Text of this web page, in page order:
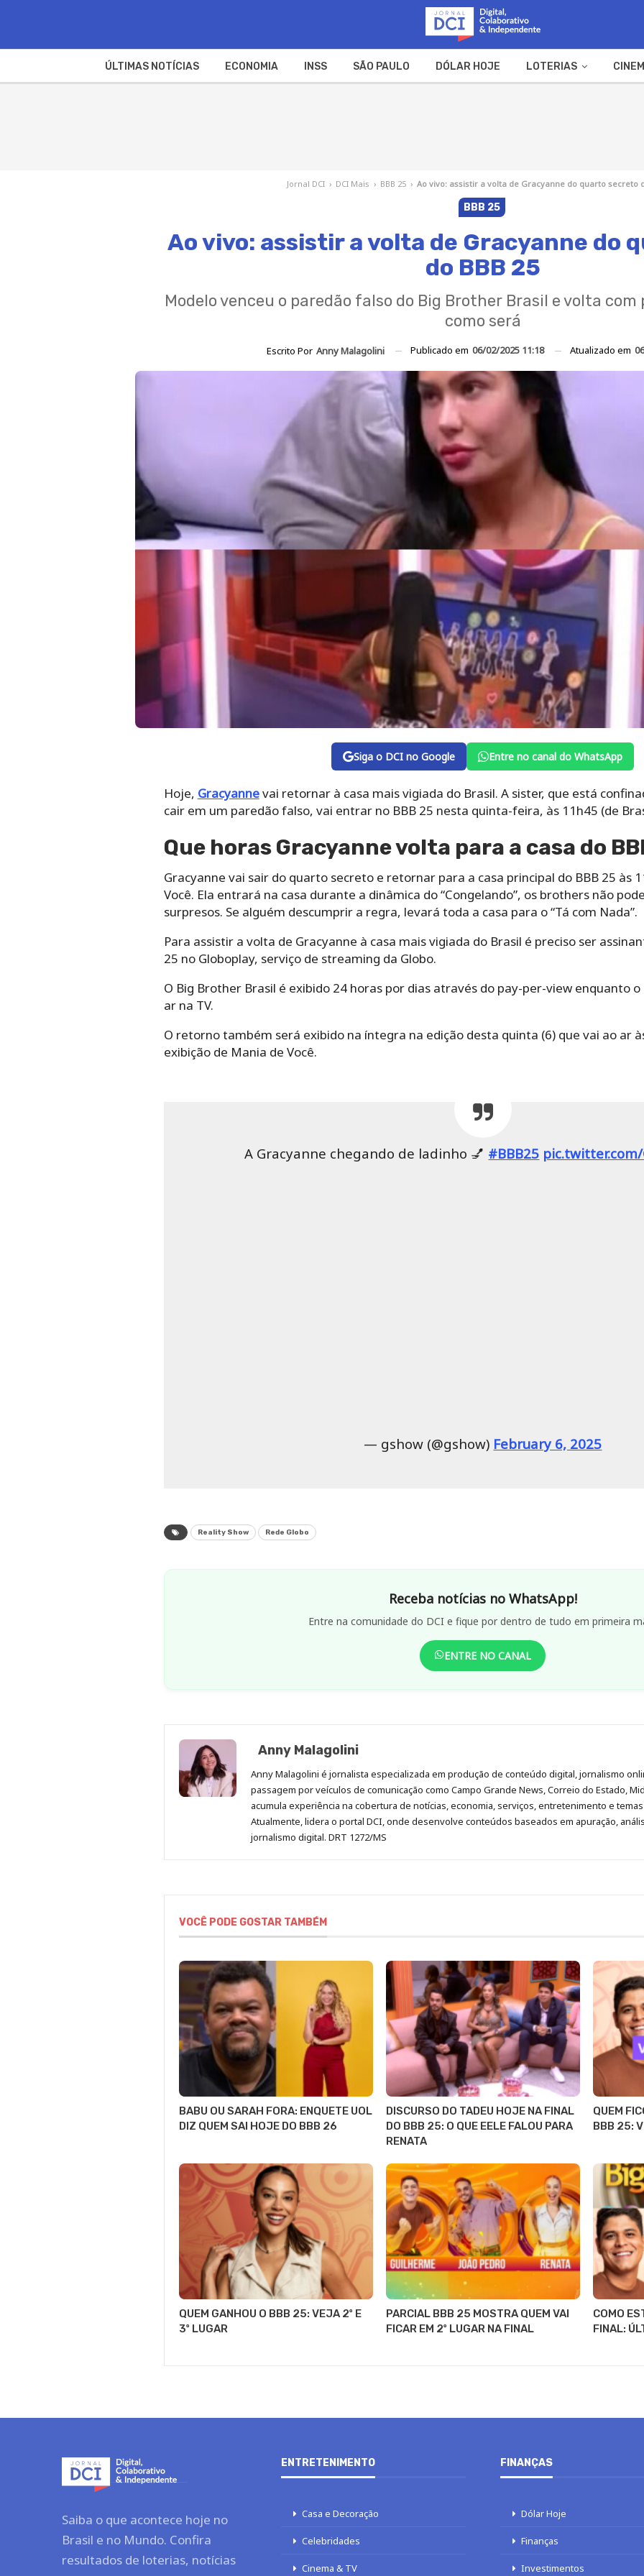
ÚLTIMAS NOTÍCIAS ECONOMIA INSS SÃO PAULO DÓLAR HOJE LOTERIAS
Jornal DCI › DCI Mais › BBB 25 › Ao vivo: assistir a volta de Gracyanne do quarto secreto
BBB 25
Ao vivo: assistir a volta de Gracyanne do
do BBB 25
Modelo venceu o paredão falso do Big Brother Brasil e volta com
como será
Escrito Por Anny Malagolini Publicado em 06/02/2025 11:18 Atualizado em
Siga o DCI no Google Entre no canal do WhatsApp
Hoje, Gracyannevai retornar à casa mais vigiada do Brasil. A sister, que está
cair em um paredão falso, vai entrar no BBB 25 nesta quinta-feira, às 11h45 (de
Que horas Gracyanne volta para a casa do
Gracyanne vai sair do quarto secreto e retornar para a casa principal do BBB 25 às
Você. Ela entrará na casa durante a dinâmica do “Congelando”, os brothers não
surpresos. Se alguém descumprir a regra, levará toda a casa para o “Tá com Nada”.
Para assistir a volta de Gracyanne à casa mais vigiada do Brasil é preciso ser
25 no Globoplay, serviço de streaming da Globo.
O Big Brother Brasil é exibido 24 horas por dias através do pay-per-view enquanto
ar na TV.
O retorno também será exibido na íntegra na edição desta quinta (6) que vai ao ar
exibição de Mania de Você.
Entre na comunidade do DCI e fique por dentro de tudo em primeira
ENTRE NO CANAL
Anny Malagolini é jornalista especializada em produção de conteúdo digital, jornalismo
passagem por veículos de comunicação como Campo Grande News, Correio do Estado,
acumula experiência na cobertura de notícias, economia, serviços, entretenimento e
Atualmente, lidera o portal DCI, onde desenvolve conteúdos baseados em apuração,
jornalismo digital. DRT 1272/MS
BABU OU SARAH FORA: ENQUETE UOL
DIZ QUEM SAI HOJE DO BBB 26
DISCURSO DO TADEU HOJE NA FINAL
DO BBB 25: O QUE EELE FALOU PARA
RENATA
QUEM
BBB 25:
QUEM GANHOU O BBB 25: VEJA 2º E
3º LUGAR
PARCIAL BBB 25 MOSTRA QUEM VAI
FICAR EM 2º LUGAR NA FINAL
COMO
FINAL:
Brasil e no Mundo. Confira
resultados de loterias, notícias
do seu time, bastidores dos